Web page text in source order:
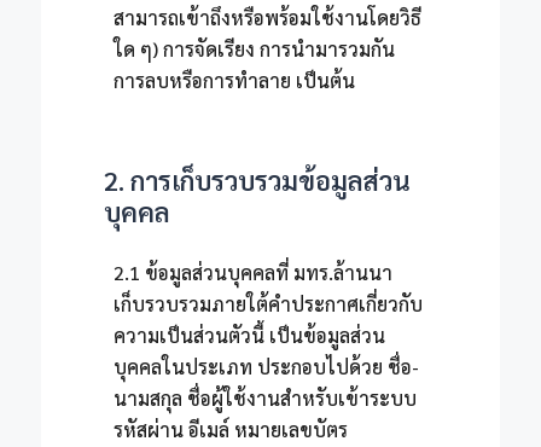
สามารถเข้าถึงหรือพร้อมใช้งานโดยวิธี
ใด ๆ) การจัดเรียง การนำมารวมกัน
การลบหรือการทำลาย เป็นต้น
2. การเก็บรวบรวมข้อมูลส่วน
บุคคล
2.1 ข้อมูลส่วนบุคคลที่ มทร.ล้านนา
เก็บรวบรวมภายใต้คำประกาศเกี่ยวกับ
ความเป็นส่วนตัวนี้ เป็นข้อมูลส่วน
บุคคลในประเภท ประกอบไปด้วย ชื่อ-
นามสกุล ชื่อผู้ใช้งานสำหรับเข้าระบบ
รหัสผ่าน อีเมล์ หมายเลขบัตร